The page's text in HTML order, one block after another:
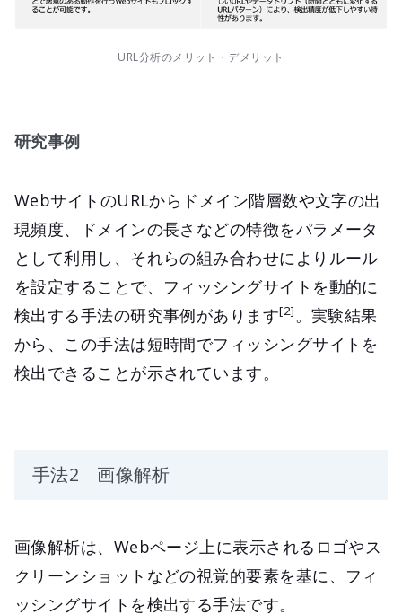
URL分析のメリット・デメリット
研究事例
WebサイトのURLからドメイン階層数や文字の出
現頻度、ドメインの長さなどの特徴をパラメータ
として利用し、それらの組み合わせによりルール
を設定することで、フィッシングサイトを動的に
検出する手法の研究事例があります[2]。実験結果
から、この手法は短時間でフィッシングサイトを
検出できることが示されています。
手法2 画像解析
画像解析は、Webページ上に表示されるロゴやス
クリーンショットなどの視覚的要素を基に、フィ
ッシングサイトを検出する手法です。